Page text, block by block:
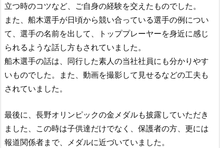
立つ時のコツなど、ご自身の経験を交えたものでした。
また、船木選手が日頃から競い合っている選手の例につい
て、選手の名前を出して、トッププレーヤーを身近に感じ
られるような話し方もされていました。
船木選手の話は、同行した素人の当社社員にも分かりやす
いものでした。また、動画を撮影して見せるなどの工夫も
されていました。
最後に、長野オリンピックの金メダルも披露していただき
ました、この時は子供達だけでなく、保護者の方、更には
報道関係者まで、メダルに近づいていました。